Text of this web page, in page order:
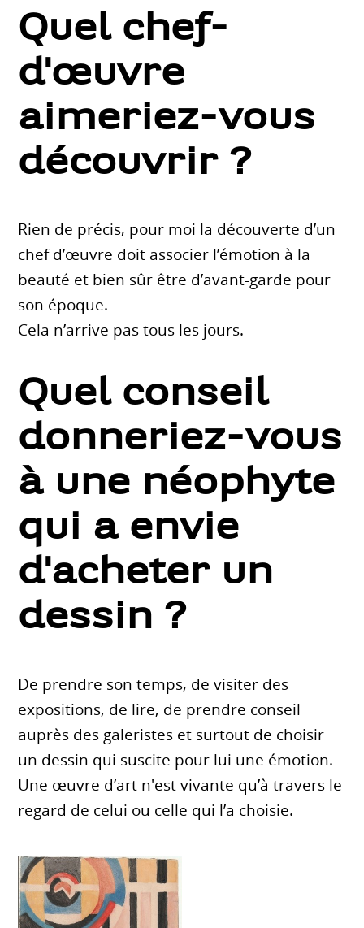
Quel chef-
d'œuvre
aimeriez-vous
découvrir ?
Rien de précis, pour moi la découverte d’un
chef d’œuvre doit associer l’émotion à la
beauté et bien sûr être d’avant-garde pour
son époque.
Cela n’arrive pas tous les jours.
Quel conseil
donneriez-vous
à une néophyte
qui a envie
d'acheter un
dessin ?
De prendre son temps, de visiter des
expositions, de lire, de prendre conseil
auprès des galeristes et surtout de choisir
un dessin qui suscite pour lui une émotion.
Une œuvre d’art n'est vivante qu’à travers le
regard de celui ou celle qui l’a choisie.